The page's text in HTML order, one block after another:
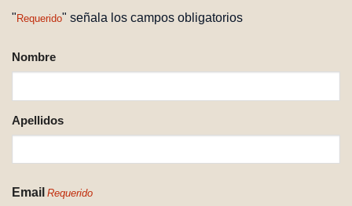
" Requerido" señala los campos obligatorios
NOMBRE
REQUERIDO
Nombre
Apellidos
Email Requerido